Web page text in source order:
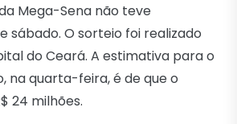
Mega-Sena não teve
sábado. O sorteio foi realizado
do Ceará. A estimativa para o
na quarta-feira, é de que o
24 milhões.